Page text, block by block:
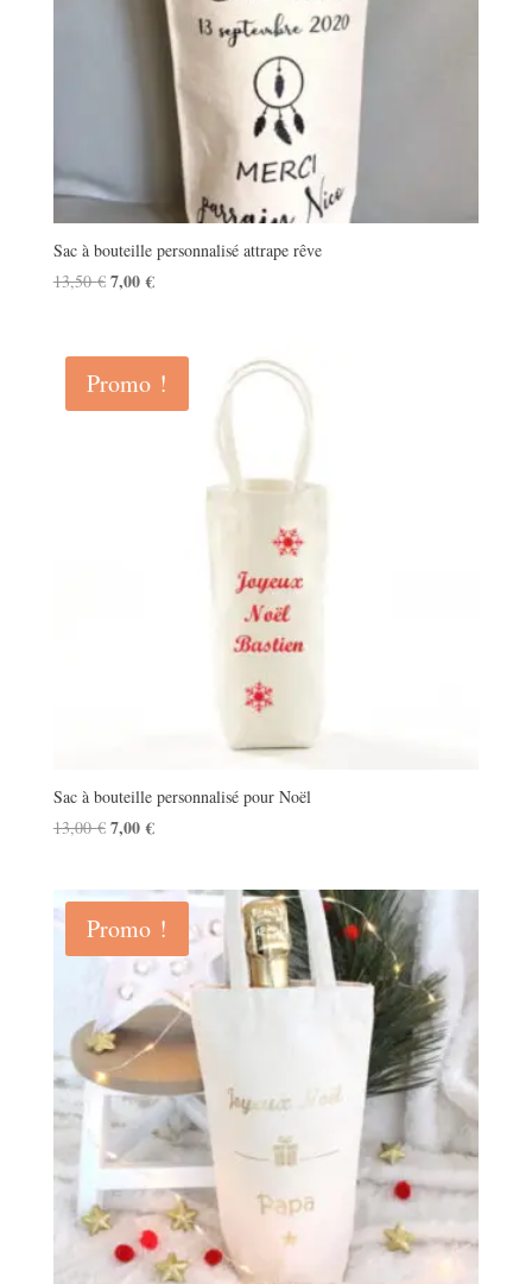
Sac à bouteille personnalisé attrape rêve
13,50€ Le
était :
13,50 €.
7,00€Le
est :
7,00 €.
Promo !
Sac à bouteille personnalisé pour Noël
13,00€ Le
était :
13,00 €.
7,00€Le
est :
7,00 €.
Promo !